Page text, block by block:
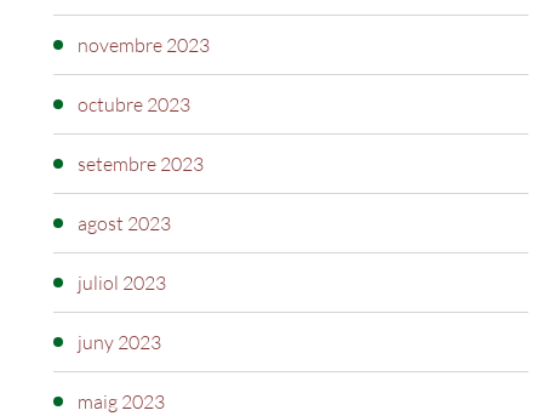
novembre 2023
octubre 2023
setembre 2023
agost 2023
juliol 2023
juny 2023
maig 2023